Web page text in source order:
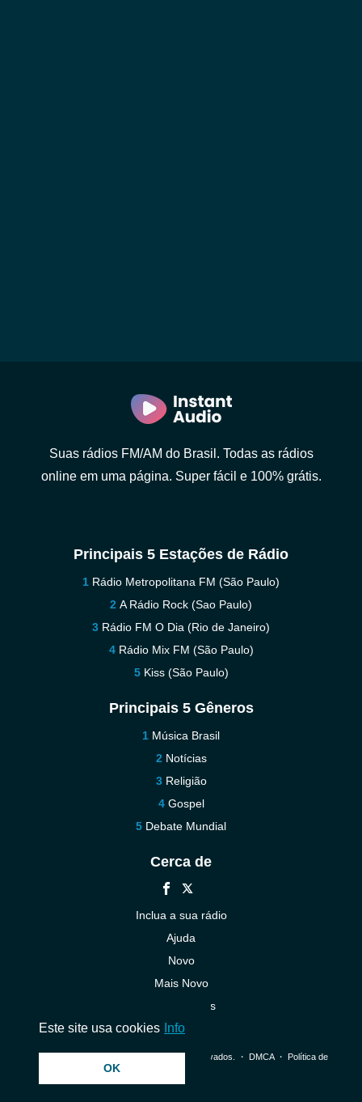
Suas rádios FM/AM do Brasil. Todas as rádios
online em uma página. Super fácil e 100% grátis.
Principais 5 Estações de Rádio
Rádio Metropolitana FM (São Paulo)
A Rádio Rock (Sao Paulo)
Rádio FM O Dia (Rio de Janeiro)
Rádio Mix FM (São Paulo)
Kiss (São Paulo)
Principais 5 Gêneros
Música Brasil
Notícias
Religião
Gospel
Debate Mundial
Cerca de
Inclua a sua rádio
Ajuda
Novo
Mais Novo
Contacte-nos
© 2026 InstantAudio. Todos os direitos reservados. ・ DMCA・ Política de
Este site usa cookies Info
OK